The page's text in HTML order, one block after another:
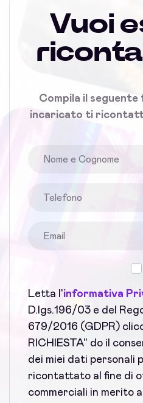
Vuoi
Compila il
incaricato ti
Letta l'informativa
D.lgs.196/03 e del
679/2016 (GDPR)
RICHIESTA" do il
dei miei dati personali
ricontattato al fine di
commerciali in merito